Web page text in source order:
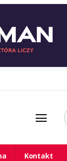
Kontakt